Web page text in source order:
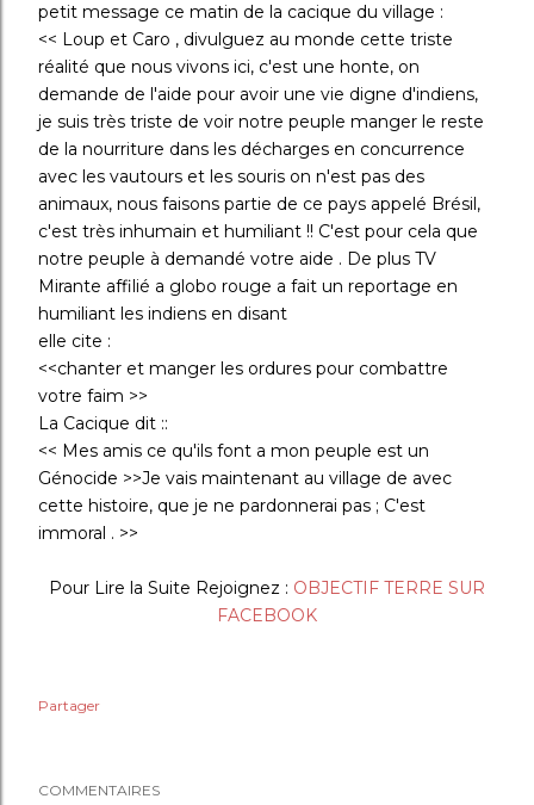
petit message ce matin de la cacique du village :
<< Loup et Caro , divulguez au monde cette triste
réalité que nous vivons ici, c'est une honte, on
demande de l'aide pour avoir une vie digne d'indiens,
je suis très triste de voir notre peuple manger le reste
de la nourriture dans les décharges en concurrence
avec les vautours et les souris on n'est pas des
animaux, nous faisons partie de ce pays appelé Brésil,
c'est très inhumain et humiliant !! C'est pour cela que
notre peuple à demandé votre aide . De plus TV
Mirante affilié a globo rouge a fait un reportage en
humiliant les indiens en disant
elle cite :
<<chanter et manger les ordures pour combattre
votre faim >>
La Cacique dit ::
<< Mes amis ce qu'ils font a mon peuple est un
Génocide >>Je vais maintenant au village de avec
cette histoire, que je ne pardonnerai pas ; C'est
immoral . >>
Pour Lire la Suite Rejoignez : OBJECTIF TERRE SUR
FACEBOOK
Partager
COMMENTAIRES